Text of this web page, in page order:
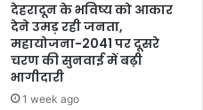
देहरादून के भविष्य को आकार
देने उमड़ रही जनता,
महायोजना-2041 पर दूसरे
चरण की सुनवाई में बढ़ी
भागीदारी
1 week ago